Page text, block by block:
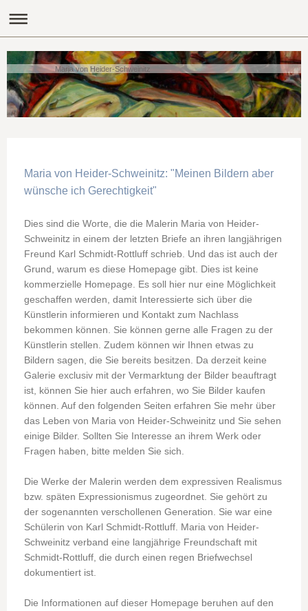
Maria von Heider-Schweinitz
Maria von Heider-Schweinitz: "Meinen Bildern aber
wünsche ich Gerechtigkeit"
Dies sind die Worte, die die Malerin Maria von Heider-
Schweinitz in einem der letzten Briefe an ihren langjährigen
Freund Karl Schmidt-Rottluff schrieb. Und das ist auch der
Grund, warum es diese Homepage gibt. Dies ist keine
kommerzielle Homepage. Es soll hier nur eine Möglichkeit
geschaffen werden, damit Interessierte sich über die
Künstlerin informieren und Kontakt zum Nachlass
bekommen können. Sie können gerne alle Fragen zu der
Künstlerin stellen. Zudem können wir Ihnen etwas zu
Bildern sagen, die Sie bereits besitzen. Da derzeit keine
Galerie exclusiv mit der Vermarktung der Bilder beauftragt
ist, können Sie hier auch erfahren, wo Sie Bilder kaufen
können. Auf den folgenden Seiten erfahren Sie mehr über
das Leben von Maria von Heider-Schweinitz und Sie sehen
einige Bilder. Sollten Sie Interesse an ihrem Werk oder
Fragen haben, bitte melden Sie sich.
Die Werke der Malerin werden dem expressiven Realismus
bzw. späten Expressionismus zugeordnet. Sie gehört zu
der sogenannten verschollenen Generation. Sie war eine
Schülerin von Karl Schmidt-Rottluff. Maria von Heider-
Schweinitz verband eine langjährige Freundschaft mit
Schmidt-Rottluff, die durch einen regen Briefwechsel
dokumentiert ist.
Die Informationen auf dieser Homepage beruhen auf den